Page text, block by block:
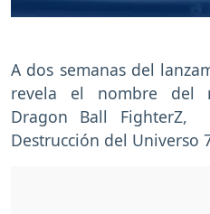
A dos semanas del
revela el nombre del
Dragon Ball FighterZ,
Destrucción del Universo